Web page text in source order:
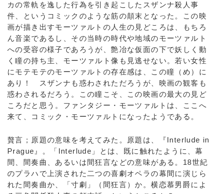
カの常軌を逸した行為を引き起こしたスザンナ殺人事
件、というコミックのような筋の顛末となった。この映
画が描き出すモーツァルトの人生の見どころは、もちろ
ん音楽であるし、その当時の時代や地域のモーツァルト
への受容の様子であろうが、艶冶な仮面の下で妖しく動
く瞳の持ち主、モーツァルト像も見逃せない。若い女性
にモテモテのモーツァルトの存在感は、この瞳（め）に
あり！ スザンナも惑わされただろうが、映画の観客も
惑わされるだろう。この瞳こそ、この映画の最大の見ど
ころだと思う。ファンタジー・モーツァルトは、ここへ
来て、コミック・モーツァルトになったようである。
贅言；原題の意味を考えてみた。原題は、『Interlude in
Prague』。「Interlude」とは、既に触れたように、幕
間、間奏曲、あるいは間狂言などの意味がある。18世紀
のプラハで上演された二つの喜劇オペラの幕間に演じら
れた間奏曲か、「寸劇」（間狂言）か。横恋慕男爵によ